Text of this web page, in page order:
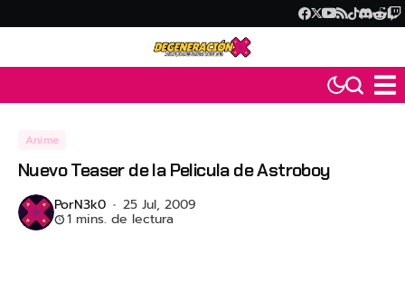
Anime
Nuevo Teaser de la Pelicula de Astroboy
PorN3k0 25 Jul, 2009
1 mins. de lectura